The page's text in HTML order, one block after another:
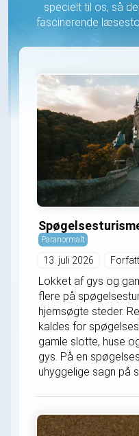
specielt til os, så
fascinerende
Paranormalt
13. juli 2026
Lokket af gys og
flere på
hjemsøgte steder.
kaldes for
gamle slotte, huse
gys. På en
uhyggelige sagn på